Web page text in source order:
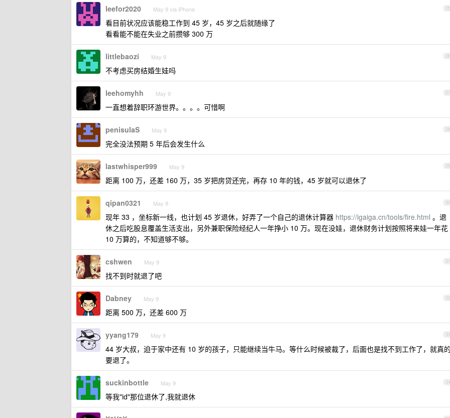
25
leefor2020 May 9 via iPhone
看目前状况应该能稳工作到 45 岁，45 岁之后就随缘了
看看能不能在失业之前攒够 300 万
26
littlebaozi May 9
不考虑买房结婚生娃吗
27
leehomyhh May 9
一直想着辞职环游世界。。。。可惜啊
28
penisulaS May 9
完全没法预期 5 年后会发生什么
29
lastwhisper999 May 9
距离 100 万，还差 160 万，35 岁把房贷还完，再存 10 年的钱，45 岁就可以退休了
30
qipan0321 May 9
现年 33 ，坐标新一线，也计划 45 岁退休，好弄了一个自己的退休计算器 https://igaiga.cn/tools/fire.html 。退
休之后吃股息覆盖生活支出，另外兼职保险经纪人一年挣小 10 万。现在没娃，退休财务计划按照将来娃一年花
10 万算的，不知道够不够。
31
cshwen May 9
找不到时就退了吧
32
Dabney May 9
距离 500 万，还差 600 万
33
yyang179 May 9
44 岁大叔，迫于家中还有 10 岁的孩子，只能继续当牛马。等什么时候被裁了，后面也是找不到工作了，就真的
要退了。
34
suckinbottle May 9
等我"id"那位退休了,我就退休